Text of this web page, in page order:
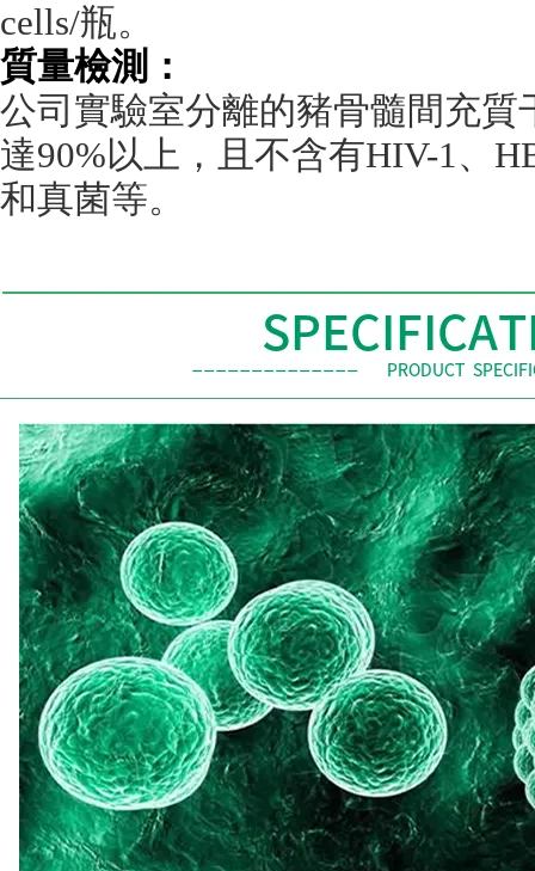
cells/瓶。
質量檢測：
公司實驗室分離的豬骨髓間充質
達90%以上，且不含有HIV-1、
和真菌等。